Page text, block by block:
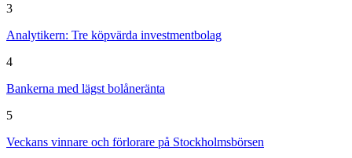
3
Analytikern: Tre köpvärda investmentbolag
4
Bankerna med lägst bolåneränta
5
Veckans vinnare och förlorare på Stockholmsbörsen